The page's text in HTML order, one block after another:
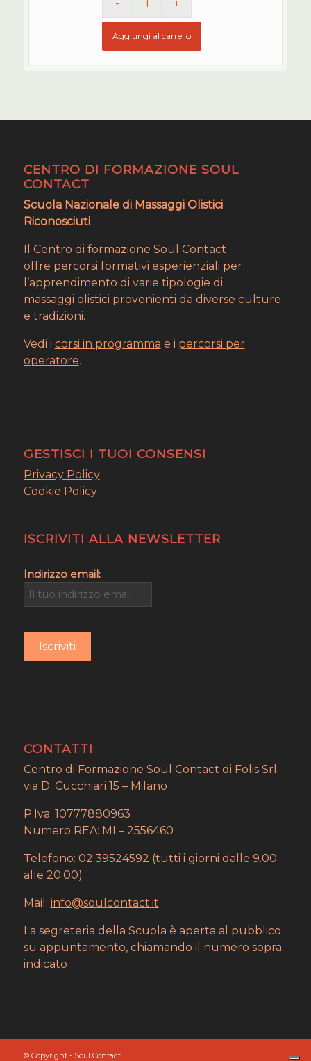
Aggiungi al carrello
CENTRO DI FORMAZIONE SOUL
CONTACT
Scuola Nazionale di Massaggi Olistici
Riconosciuti
Il Centro di formazione Soul Contact
offre percorsi formativi esperienziali per
l’apprendimento di varie tipologie di
massaggi olistici provenienti da diverse culture
e tradizioni.
Vedi i corsi in programma e i percorsi per
operatore.
GESTISCI I TUOI CONSENSI
Privacy Policy
Cookie Policy
ISCRIVITI ALLA NEWSLETTER
Indirizzo email:
CONTATTI
Centro di Formazione Soul Contact di Folis Srl
via D. Cucchiari 15 – Milano
P.Iva: 10777880963
Numero REA: MI – 2556460
Telefono: 02.39524592 (tutti i giorni dalle 9.00
alle 20.00)
Mail: info@soulcontact.it
La segreteria della Scuola è aperta al pubblico
su appuntamento, chiamando il numero sopra
indicato
© Copyright - Soul Contact